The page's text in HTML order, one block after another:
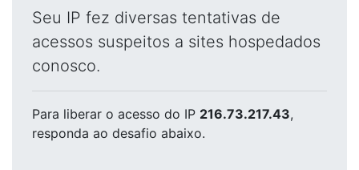
Seu IP fez diversas tentativas de
acessos suspeitos a sites hospedados
conosco.
Para liberar o acesso do IP 216.73.217.43,
responda ao desafio abaixo.